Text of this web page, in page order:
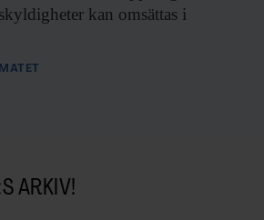
kan omsättas i
ARKIV!